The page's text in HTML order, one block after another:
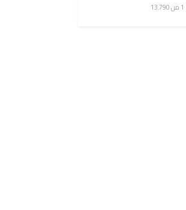
1 من 13٬790